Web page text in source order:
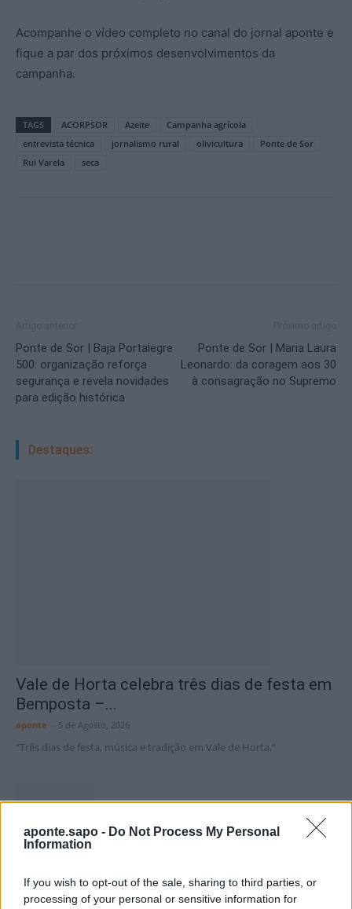
aponte.sapo - Do Not Process My Personal
Information
If you wish to opt-out of the sale, sharing to third parties, or
processing of your personal or sensitive information for
Acompanhe o vídeo completo no canal do jornal aponte e
fique a par dos próximos desenvolvimentos da
campanha.
TAGS ACORPSOR Azeite
Campanha agrícola
entrevista técnica
jornalismo rural olivicultura
Ponte de Sor
Rui Varela
seca
Ponte de Sor | Baja Portalegre
500: organização reforça
segurança e revela novidades
para edição histórica
Ponte de Sor | Maria Laura
Leonardo: da coragem aos 30
à consagração no Supremo
Destaques:
Vale de Horta celebra três dias de festa em
Bemposta –...
aponte 5 de Agosto, 2026
“Três dias de festa, música e tradição em Vale de Horta.”
impacto da Concentração Motard 2026
4 de Agosto, 2026